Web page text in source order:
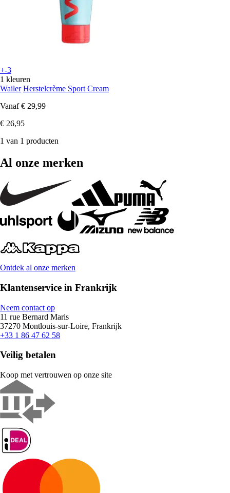
+-3
1 kleuren
Wailer Herstelcrème Sport Cream
Vanaf € 29,99
€ 26,95
1 van 1 producten
Al onze merken
Ontdek al onze merken
Klantenservice in Frankrijk
Neem contact op
11 rue Bernard Maris
37270 Montlouis-sur-Loire, Frankrijk
+33 1 86 47 62 58
Veilig betalen
Koop met vertrouwen op onze site